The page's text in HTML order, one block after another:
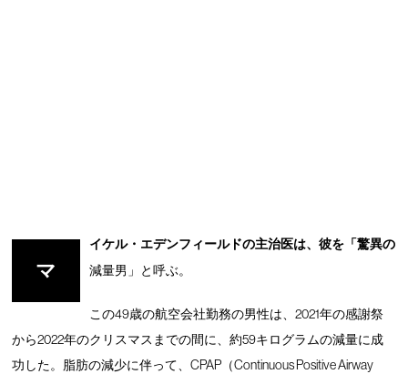
マ
イケル・エデンフィールドの主治医は、彼を「驚異の
減量男」と呼ぶ。
この49歳の航空会社勤務の男性は、2021年の感謝祭
から2022年のクリスマスまでの間に、約59キログラムの減量に成
功した。脂肪の減少に伴って、CPAP（Continuous Positive Airway